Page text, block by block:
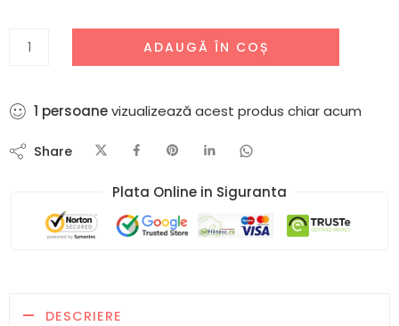
ADAUGĂ ÎN COȘ
3 persoanevizualizează acest produs chiar acum
Share
Plata Online in Siguranta​
DESCRIERE